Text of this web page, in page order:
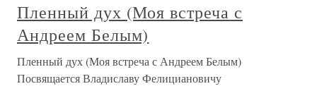
Пленный дух (Моя встреча с
Андреем Белым)
Пленный дух (Моя встреча с Андреем Белым)
Посвящается Владиславу Фелициановичу